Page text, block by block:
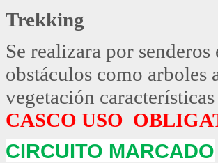
Trekking
Se realizara por
obstáculos como arboles
vegetación
CASCO USO
CIRCUITO MARCADO